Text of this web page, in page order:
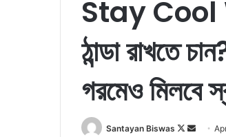
Stay Cool
ঠান্ডা রাখতে
গরমেও মিলবে
Santayan Biswas
F